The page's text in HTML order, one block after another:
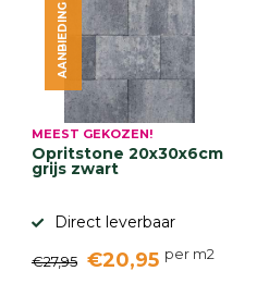
MEEST GEKOZEN!
Opritstone 20x30x6cm
grijs zwart
Direct leverbaar
€27,95 €20,95 per m2
AANBIEDING